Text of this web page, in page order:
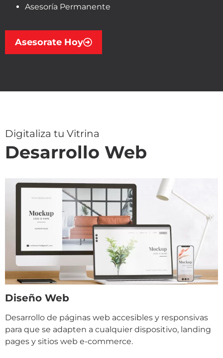
Asesoría Permanente
Asesorate Hoy
Digitaliza tu Vitrina
Desarrollo Web
Diseño Web
Desarrollo de páginas web accesibles y responsivas
para que se adapten a cualquier dispositivo, landing
pages y sitios web e-commerce.